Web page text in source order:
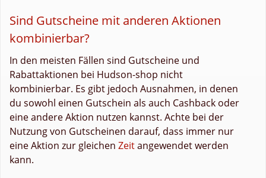
Sind Gutscheine mit anderen Aktionen
kombinierbar?
In den meisten Fällen sind Gutscheine und
Rabattaktionen bei Hudson-shop nicht
kombinierbar. Es gibt jedoch Ausnahmen, in denen
du sowohl einen Gutschein als auch Cashback oder
eine andere Aktion nutzen kannst. Achte bei der
Nutzung von Gutscheinen darauf, dass immer nur
eine Aktion zur gleichen Zeitangewendet werden
kann.